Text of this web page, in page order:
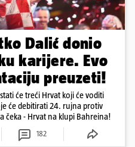
Dalić donio
karijere. Evo
preuzeti!
će treći Hrvat koji će voditi
će debitirati 24. rujna protiv
čeka - Hrvat na klupi Bahreina!
182